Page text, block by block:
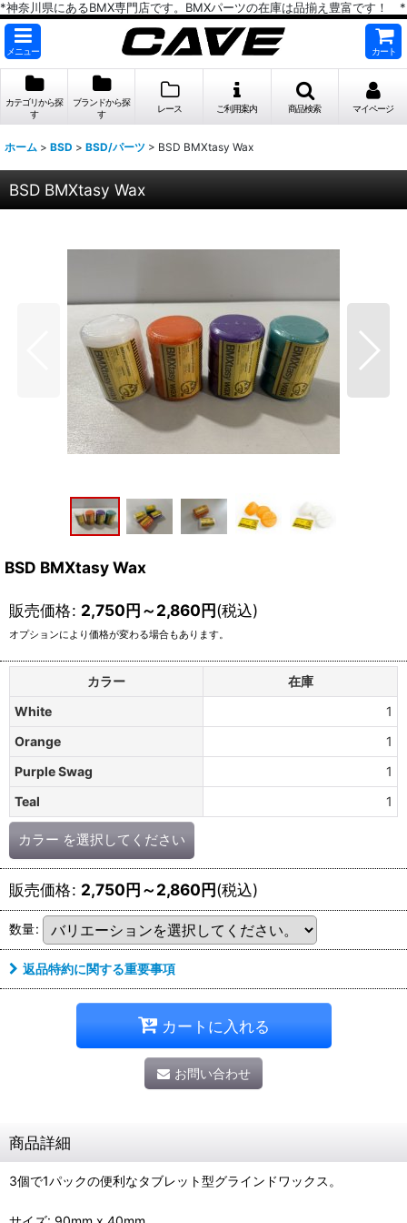
*神奈川県にあるBMX専門店です。BMXパーツの在庫は品揃え豊富です！ *
メニュー カート
カテゴリから探
す
ブランドから探
す
レース ご利用案内 商品検索 マイページ
ホーム > BSD > BSD/パーツ > BSD BMXtasy Wax
BSD BMXtasy Wax
BSD BMXtasy Wax
販売価格: 2,750円～2,860円(税込)
オプションにより価格が変わる場合もあります。
カラー
在庫
White
1
Orange
1
Purple Swag
1
Teal
1
カラー を選択してください
販売価格: 2,750円～2,860円(税込)
数量:
返品特約に関する重要事項
カートに入れる
お問い合わせ
商品詳細
3個で1パックの便利なタブレット型グラインドワックス。